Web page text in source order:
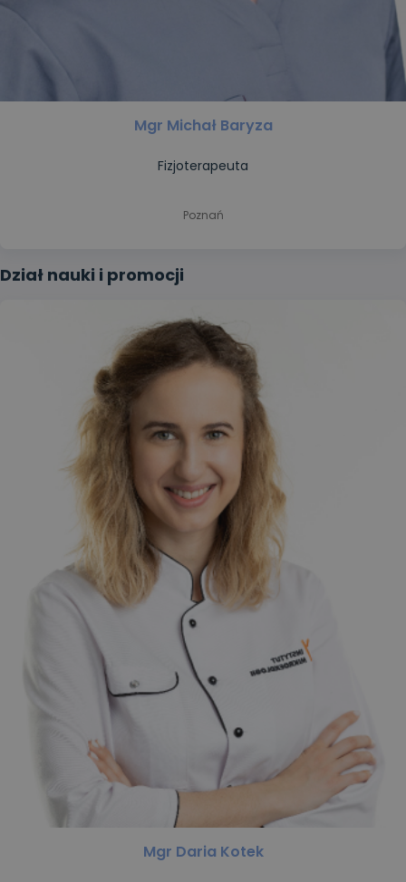
Mgr Michał Baryza
Fizjoterapeuta
Poznań
Dział nauki i promocji
Mgr Daria Kotek